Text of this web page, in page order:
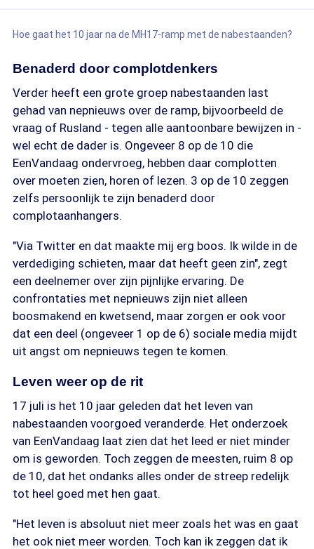
Hoe gaat het 10 jaar na de MH17-ramp met de nabestaanden?
Benaderd door complotdenkers
Verder heeft een grote groep nabestaanden last
gehad van nepnieuws over de ramp, bijvoorbeeld de
vraag of Rusland - tegen alle aantoonbare bewijzen in -
wel echt de dader is. Ongeveer 8 op de 10 die
EenVandaag ondervroeg, hebben daar complotten
over moeten zien, horen of lezen. 3 op de 10 zeggen
zelfs persoonlijk te zijn benaderd door
complotaanhangers.
"Via Twitter en dat maakte mij erg boos. Ik wilde in de
verdediging schieten, maar dat heeft geen zin", zegt
een deelnemer over zijn pijnlijke ervaring. De
confrontaties met nepnieuws zijn niet alleen
boosmakend en kwetsend, maar zorgen er ook voor
dat een deel (ongeveer 1 op de 6) sociale media mijdt
uit angst om nepnieuws tegen te komen.
Leven weer op de rit
17 juli is het 10 jaar geleden dat het leven van
nabestaanden voorgoed veranderde. Het onderzoek
van EenVandaag laat zien dat het leed er niet minder
om is geworden. Toch zeggen de meesten, ruim 8 op
de 10, dat het ondanks alles onder de streep redelijk
tot heel goed met hen gaat.
"Het leven is absoluut niet meer zoals het was en gaat
het ook niet meer worden. Toch kan ik zeggen dat ik